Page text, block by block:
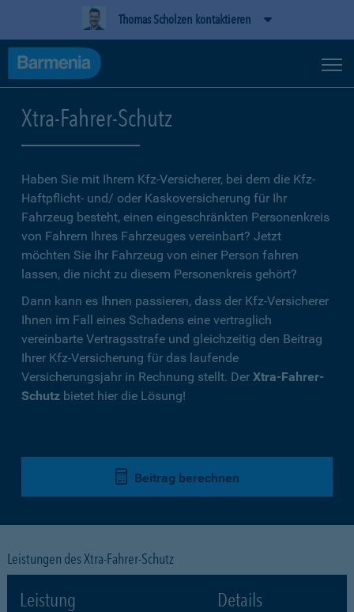
Thomas Scholzen kontaktieren
Xtra-Fahrer-Schutz
Haben Sie mit Ihrem Kfz-Versicherer, bei dem die Kfz-
Haftpflicht- und/ oder Kaskoversicherung für Ihr
Fahrzeug besteht, einen eingeschränkten Personenkreis
von Fahrern Ihres Fahrzeuges vereinbart? Jetzt
möchten Sie Ihr Fahrzeug von einer Person fahren
lassen, die nicht zu diesem Personenkreis gehört?
Dann kann es Ihnen passieren, dass der Kfz-Versicherer
Ihnen im Fall eines Schadens eine vertraglich
vereinbarte Vertragsstrafe und gleichzeitig den Beitrag
Ihrer Kfz-Versicherung für das laufende
Versicherungsjahr in Rechnung stellt. Der Xtra-Fahrer-
Schutz bietet hier die Lösung!
Beitrag berechnen
Leistungen des Xtra-Fahrer-Schutz
Leistung Details